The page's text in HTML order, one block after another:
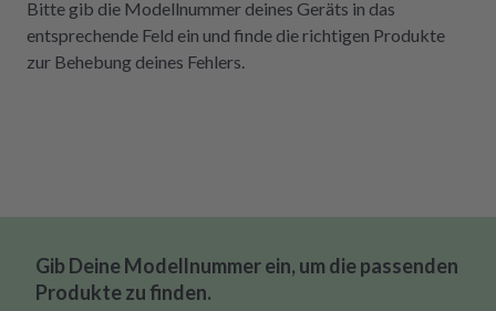
Bitte gib die Modellnummer deines Geräts in das
entsprechende Feld ein und finde die richtigen Produkte
zur Behebung deines Fehlers.
Gib Deine Modellnummer ein, um die passenden
Produkte zu finden.